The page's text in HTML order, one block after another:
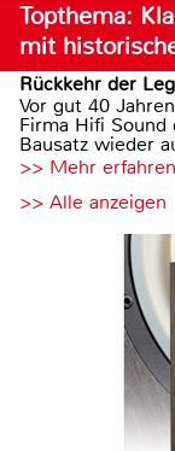
Topthema:
mit
Rückkehr der
Vor gut 40
Firma Hifi
Bausatz wieder
>> Mehr erfahren
>> Alle anzeigen